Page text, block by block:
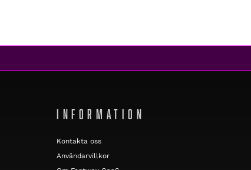
INFORMATION
Kontakta oss
Användarvillkor